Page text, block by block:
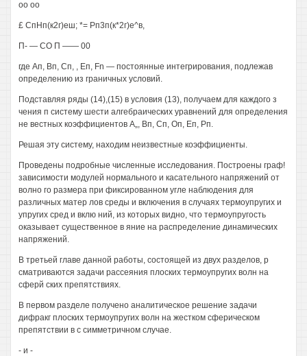
оо оо
£ СпНп(к2г)еш; *= Рп3п(к*2г)е^в,
П- — СО П —— 00
где Ап, Вп, Сп, , Еп, Fn — постоянные интегрирования, подлежав
определению из граничных условий.
Подставляя ряды (14),(15) в условия (13), получаем для каждого з
чения п систему шести алгебраических уравнений для определения
не вестных коэффициентов А„, Вп, Сп, Оп, Еп, Рп.
Решая эту систему, находим неизвестные коэффициенты.
Проведены подробные численные исследования. Построены граф!
зависимости модулей нормального и касательного напряжений от
волно го размера при фиксированном угле наблюдения для
различных матер лов среды и включения в случаях термоупругих и
упругих сред и вклю ний, из которых видно, что термоупругость
оказывает существенное в яние на распределение динамических
напряжений.
В третьей главе данной работы, состоящей из двух разделов, р
сматриваются задачи рассеяния плоских термоупругих волн на
сферй ских препятствиях.
В первом разделе получено аналитическое решение задачи
дифракг плоских термоупругих волн на жестком сферическом
препятствии в с симметричном случае.
- и -